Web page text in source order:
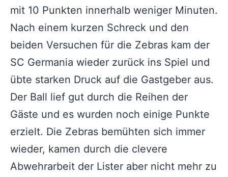
mit 10 Punkten innerhalb weniger Minuten.
Nach einem kurzen Schreck und den
beiden Versuchen für die Zebras kam der
SC Germania wieder zurück ins Spiel und
übte starken Druck auf die Gastgeber aus.
Der Ball lief gut durch die Reihen der
Gäste und es wurden noch einige Punkte
erzielt. Die Zebras bemühten sich immer
wieder, kamen durch die clevere
Abwehrarbeit der Lister aber nicht mehr zu